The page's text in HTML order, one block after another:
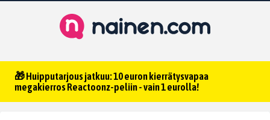
🎁 Huipputarjous jatkuu: 10 euron kierrätysvapaa
megakierros Reactoonz-peliin - vain 1 eurolla!